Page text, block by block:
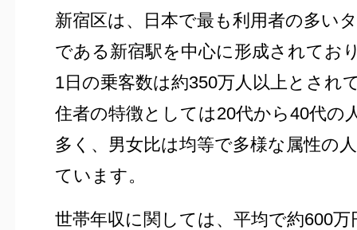
新宿区は、日本で最も利用者の多い
である新宿駅を中心に形成されてお
1日の乗客数は約350万人以上とされ
住者の特徴としては20代から40代の
多く、男女比は均等で多様な属性の
ています。
世帯年収に関しては、平均で約600万